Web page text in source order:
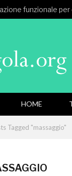
funzionale
HOME
Tagged "massaggio"